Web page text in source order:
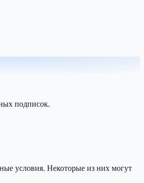
подписок.
условия. Некоторые из них могут